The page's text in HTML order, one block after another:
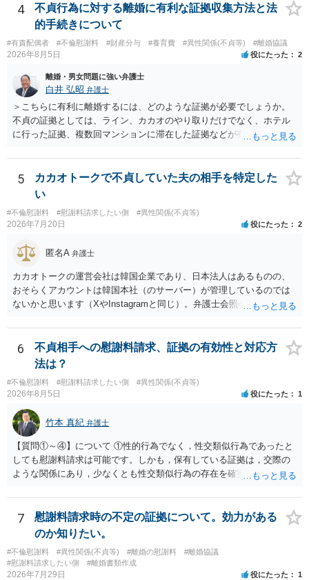
い（免責された借金を任意でも支払ってしまうとトラブルの元になり
ます） ・過去のDVや過剰請求の経緯を踏まえ、相手の感情に流されな
い ・予定通り毅然とした態度で距離を置く 法律上の制限はないもの
の、ご自身の生活と精神的な安定を守るためにも、お互いに距離を置
くというご判断は非常に賢明かと思います。
4
不貞行為に対する離婚に有利な証拠収集方法と法
的手続きについて
#有責配偶者 #不倫慰謝料 #財産分与 #養育費 #異性関係(不貞等) #離婚協議
2026年8月5日 役にたった 2
離婚・男女問題に強い弁護士
白井 弘昭 弁護士
＞こちらに有利に離婚するには、どのような証拠が必要でしょうか。
不貞の証拠としては、ライン、カカオのやり取りだけでなく、ホテル
に行った証拠、複数回マンションに滞在した証拠などが有効です。 不
婚する、慰謝料をとるなど）ことができると思われます。 ただし、不
貞発覚後、長期間同居を続けると、不貞を許したとの評価につながる
場合がありますので、ご注意ください。 以上、ご参考まで。
5
カカオトークで不貞していた夫の相手を特定した
い
#不倫慰謝料 #慰謝料請求したい側 #異性関係(不貞等)
2026年7月20日 役にたった 2
匿名A 弁護士
カカオトークの運営会社は韓国企業であり、日本法人はあるものの、
おそらくアカウントは韓国本社（のサーバー）が管理しているのでは
ないかと思います（XやInstagramと同じ）。弁護士会照会は日本法に
対する照会は基本的にできないと解されています（弁護士会によって
は例外的に認める扱いもありますが、かなり限定されているので一般
的ではないでしょう）。もし韓国本社がアカウント管理をしているな
ら、日本法人へ送っても「ウチでは管理していない」という回答にな
ります。 個人で直接他人のID情報の開示を求めても拒否されるでしょ
6
不貞相手への慰謝料請求、証拠の有効性と対応方
法は？
#不倫慰謝料 #慰謝料請求したい側 #異性関係(不貞等)
2026年8月5日 役にたった 1
竹本 真紀 弁護士
【質問①～④】について ①性的行為でなく，性交類似行為であったと
しても慰謝料請求は可能です。しかも，保有している証拠は，交際の
ような関係にあり，少なくとも性交類似行為の存在を確実に証明でき
ことを窺わせるものです。）。ですから，慰謝料請求を進めることで
よいと思います。 ただ．慰謝料額については，婚姻破綻に至っていな
いとして，この点を考慮されることになるかもしれません。 ②夫との
今後のことを考えて書いてもらうか否かを検討するのがよいと思いま
す。今ある証拠以上のことを証明（証明力を強めることも含む）でき
るのであれば，前向きに検討を進めるという考え方でもよいでしょ
7
慰謝料請求時の不定の証拠について。効力がある
のか知りたい。
#不倫慰謝料 #異性関係(不貞等) #離婚の慰謝料
#離婚協議
#慰謝料請求したい側
#離婚書類作成
2026年7月29日 役にたった 1